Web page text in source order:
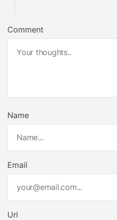
Comment
Name
Email
Url